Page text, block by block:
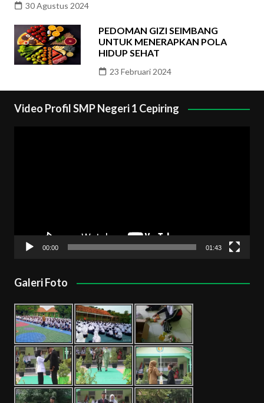
30 Agustus 2024
PEDOMAN GIZI SEIMBANG
UNTUK MENERAPKAN POLA
HIDUP SEHAT
23 Februari 2024
Video Profil SMP Negeri 1 Cepiring
00:00 01:43
Galeri Foto